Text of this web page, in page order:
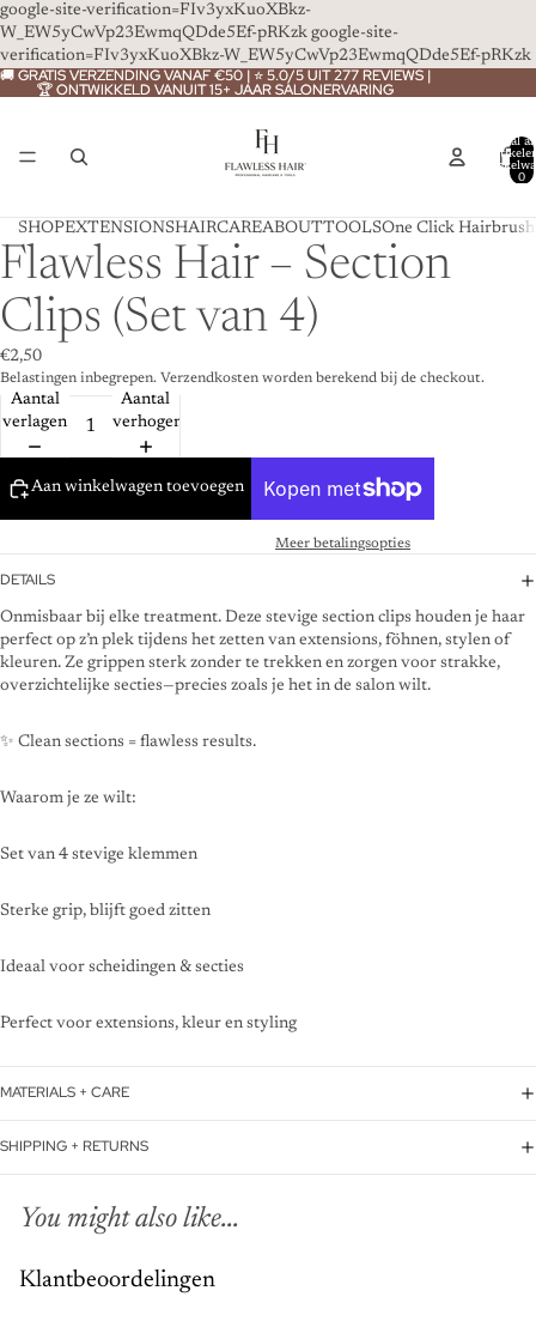
google-site-verification=FIv3yxKuoXBkz-
W_EW5yCwVp23EwmqQDde5Ef-pRKzk google-site-
verification=FIv3yxKuoXBkz-W_EW5yCwVp23EwmqQDde5Ef-pRKzk
🚚 GRATIS VERZENDING VANAF €50 | ⭐ 5.0/5 UIT 277 REVIEWS |
🏆 ONTWIKKELD VANUIT 15+ JAAR SALONERVARING
🚚 GRATIS VERZENDING VANAF €50 | ⭐ 5.0/5 UIT 277 REVIEWS |
🏆 ONTWIKKELD VANUIT 15+ JAAR SALONERVARING
Totaal
0
SHOPEXTENSIONSHAIRCAREABOUTTOOLSOne Click Hairbrush
Flawless Hair – Section
Clips (Set van 4)
€2,50
Belastingen inbegrepen. Verzendkosten worden berekend bij de checkout.
Aantal
verlagen
Aantal
verhogen
Aan winkelwagen toevoegen
Meer betalingsopties
DETAILS
Onmisbaar bij elke treatment. Deze stevige section clips houden je haar
perfect op z’n plek tijdens het zetten van extensions, föhnen, stylen of
kleuren. Ze grippen sterk zonder te trekken en zorgen voor strakke,
overzichtelijke secties—precies zoals je het in de salon wilt.
✨ Clean sections = flawless results.
Waarom je ze wilt:
Set van 4 stevige klemmen
Sterke grip, blijft goed zitten
Ideaal voor scheidingen & secties
Perfect voor extensions, kleur en styling
MATERIALS + CARE
SHIPPING + RETURNS
You might also like...
Klantbeoordelingen